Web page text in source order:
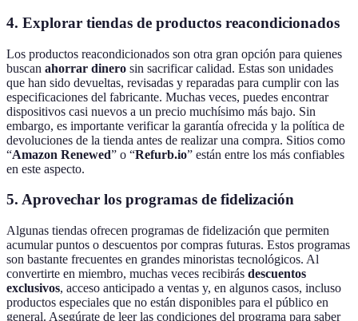
4. Explorar tiendas de productos reacondicionados
Los productos reacondicionados son otra gran opción para quienes
buscan ahorrar dinero sin sacrificar calidad. Estas son unidades
que han sido devueltas, revisadas y reparadas para cumplir con las
especificaciones del fabricante. Muchas veces, puedes encontrar
dispositivos casi nuevos a un precio muchísimo más bajo. Sin
embargo, es importante verificar la garantía ofrecida y la política de
devoluciones de la tienda antes de realizar una compra. Sitios como
“Amazon Renewed” o “Refurb.io” están entre los más confiables
en este aspecto.
5. Aprovechar los programas de fidelización
Algunas tiendas ofrecen programas de fidelización que permiten
acumular puntos o descuentos por compras futuras. Estos programas
son bastante frecuentes en grandes minoristas tecnológicos. Al
convertirte en miembro, muchas veces recibirás descuentos
exclusivos, acceso anticipado a ventas y, en algunos casos, incluso
productos especiales que no están disponibles para el público en
general. Asegúrate de leer las condiciones del programa para saber